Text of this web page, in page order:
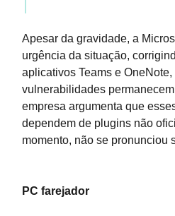
Apesar da gravidade, a
urgência da situação,
aplicativos Teams e
vulnerabilidades
empresa argumenta que
dependem de plugins não
momento, não se pronunciou
PC farejador